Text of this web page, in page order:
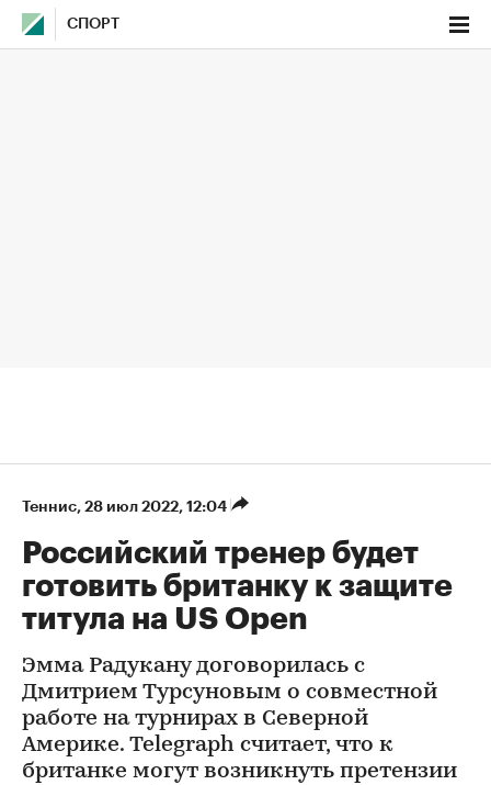
СПОРТ
Теннис⁠, 28 июл 2022, 12:04
Российский тренер будет
готовить британку к защите
титула на US Open
Эмма Радукану договорилась с
Дмитрием Турсуновым о совместной
работе на турнирах в Северной
Америке. Telegraph считает, что к
британке могут возникнуть претензии